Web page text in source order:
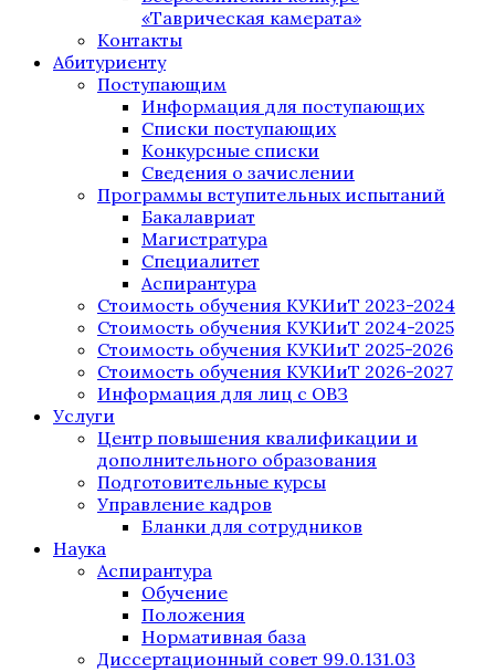
«Таврическая камерата»
Контакты
Абитуриенту
Поступающим
Информация для поступающих
Списки поступающих
Конкурсные списки
Сведения о зачислении
Программы вступительных испытаний
Бакалавриат
Магистратура
Специалитет
Аспирантура
Стоимость обучения КУКИиТ 2023-2024
Стоимость обучения КУКИиТ 2024-2025
Стоимость обучения КУКИиТ 2025-2026
Стоимость обучения КУКИиТ 2026-2027
Информация для лиц с ОВЗ
Услуги
Центр повышения квалификации и
дополнительного образования
Подготовительные курсы
Управление кадров
Бланки для сотрудников
Наука
Аспирантура
Обучение
Положения
Нормативная база
Диссертационный совет 99.0.131.03